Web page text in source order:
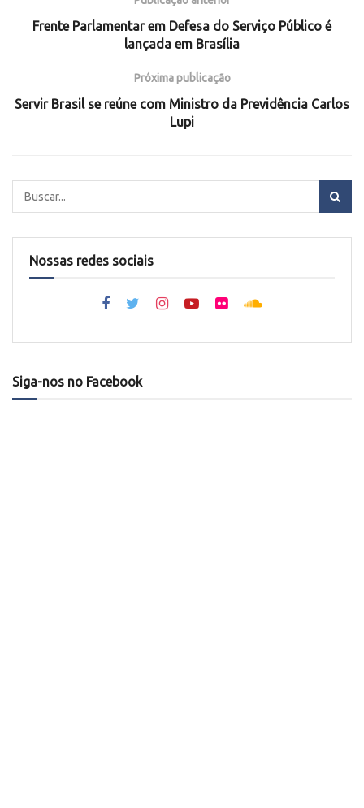
Frente Parlamentar em Defesa do Serviço Público é
lançada em Brasília
Próxima publicação
Servir Brasil se reúne com Ministro da Previdência Carlos
Lupi
Nossas redes sociais
Siga-nos no Facebook